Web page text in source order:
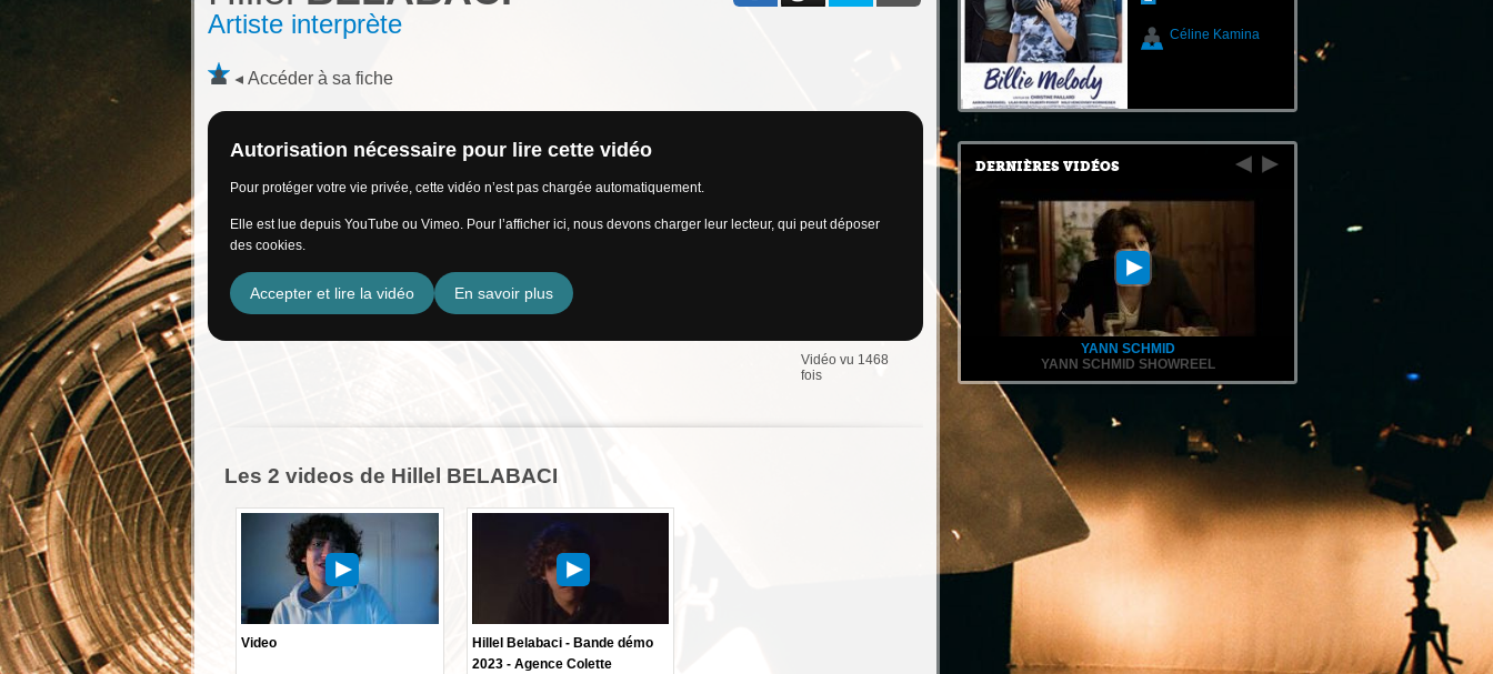
Artiste interprète
Accéder à sa fiche
Autorisation nécessaire pour lire cette vidéo
Pour protéger votre vie privée, cette vidéo n’est pas chargée automatiquement.
Elle est lue depuis YouTube ou Vimeo. Pour l’afficher ici, nous devons charger leur lecteur, qui peut déposer
des cookies.
Accepter et lire la vidéo En savoir plus
Vidéo vu 1468
fois
Les 2 videos de Hillel BELABACI
Video
Hillel Belabaci - Bande démo
2023 - Agence Colette
Céline Kamina
DERNIÈRES VIDÉOS
YANN SCHMID
YANN SCHMID SHOWREEL